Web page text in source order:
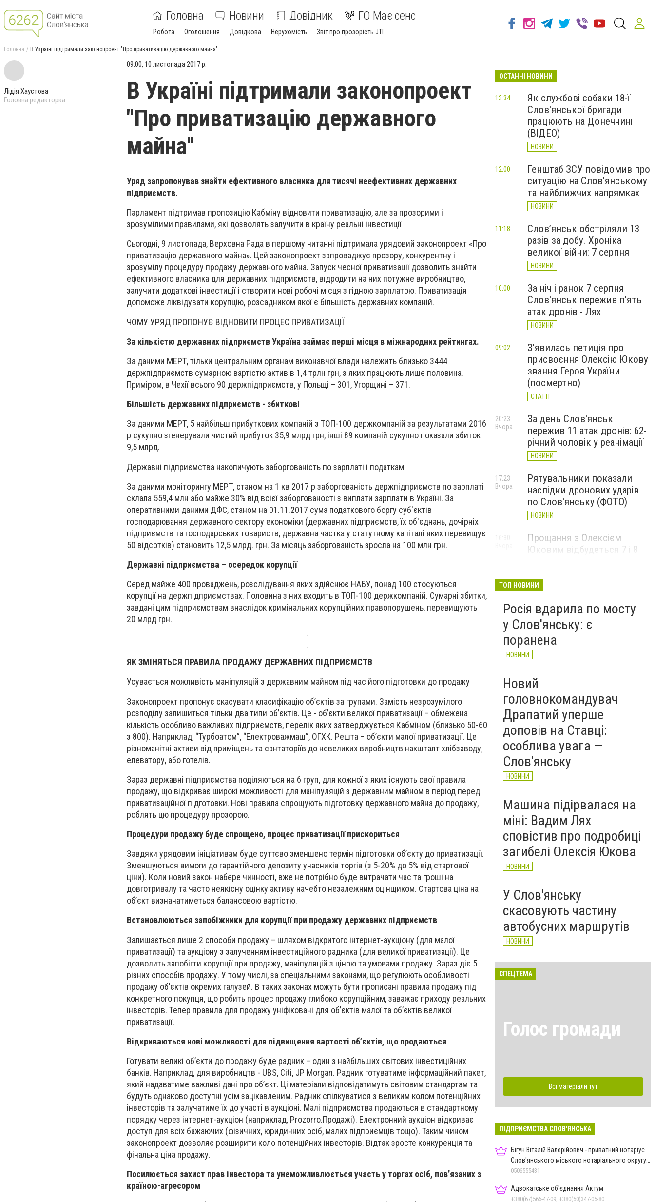
Головна Новини Довідник ГО Має сенс
Робота Оголошення Довідкова Нерухомість Звіт про прозорість JTI
Головна В Україні підтримали законопроект "Про приватизацію державного майна"
Лідія Хаустова
Головна редакторка
09:00, 10 листопада 2017 р.
В Україні підтримали законопроект
"Про приватизацію державного
майна"
Уряд запропонував знайти ефективного власника для тисячі неефективних державних
підприємств.
Парламент підтримав пропозицію Кабміну відновити приватизацію, але за прозорими і
зрозумілими правилами, які дозволять залучити в країну реальні інвестиції
Сьогодні, 9 листопада, Верховна Рада в першому читанні підтримала урядовий законопроект «Про
приватизацію державного майна». Цей законопроект запроваджує прозору, конкурентну і
зрозумілу процедуру продажу державного майна. Запуск чесної приватизації дозволить знайти
ефективного власника для державних підприємств, відродити на них потужне виробництво,
залучити додаткові інвестиції і створити нові робочі місця з гідною зарплатою. Приватизація
допоможе ліквідувати корупцію, розсадником якої є більшість державних компаній.
ЧОМУ УРЯД ПРОПОНУЄ ВІДНОВИТИ ПРОЦЕС ПРИВАТИЗАЦІЇ
За кількістю державних підприємств Україна займає перші місця в міжнародних рейтингах.
За даними МЕРТ, тільки центральним органам виконавчої влади належить близько 3444
держпідприємств сумарною вартістю активів 1,4 трлн грн, з яких працюють лише половина.
Приміром, в Чехії всього 90 держпідприємств, у Польщі – 301, Угорщині – 371.
Більшість державних підприємств - збиткові
За даними МЕРТ, 5 найбільш прибуткових компаній з ТОП-100 держкомпаній за результатами 2016
р сукупно згенерували чистий прибуток 35,9 млрд грн, інші 89 компаній сукупно показали збиток
9,5 млрд.
Державні підприємства накопичують заборгованість по зарплаті і податкам
За даними моніторингу МЕРТ, станом на 1 кв 2017 р заборгованість держпідприємств по зарплаті
склала 559,4 млн або майже 30% від всієї заборгованості з виплати зарплати в Україні. За
оперативними даними ДФС, станом на 01.11.2017 сума податкового боргу суб'єктів
господарювання державного сектору економіки (державних підприємств, їх об'єднань, дочірніх
підприємств та господарських товариств, державна частка у статутному капіталі яких перевищує
50 відсотків) становить 12,5 млрд. грн. За місяць заборгованість зросла на 100 млн грн.
Державні підприємства – осередок корупції
Серед майже 400 проваджень, розслідування яких здійснює НАБУ, понад 100 стосуються
корупції на держпідприємствах. Половина з них входить в ТОП-100 держкомпаній. Сумарні збитки,
завдані цим підприємствам внаслідок кримінальних корупційних правопорушень, перевищують
20 млрд грн.
ЯК ЗМІНЯТЬСЯ ПРАВИЛА ПРОДАЖУ ДЕРЖАВНИХ ПІДПРИЄМСТВ
Усувається можливість маніпуляцій з державним майном під час його підготовки до продажу
Законопроект пропонує скасувати класифікацію об’єктів за групами. Замість незрозумілого
розподілу залишиться тільки два типи об’єктів. Це - об’єкти великої приватизації – обмежена
кількість особливо важливих підприємств, перелік яких затверджується Кабміном (близько 50-60
з 800). Наприклад, “Турбоатом”, “Електроважмаш”, ОГХК. Решта – об’єкти малої приватизації. Це
різноманітні активи від приміщень та сантаторіїв до невеликих виробництв накшталт хлібзаводу,
елеватору, або готелів.
Зараз державні підприємства поділяються на 6 груп, для кожної з яких існують свої правила
продажу, що відкриває широкі можливості для маніпуляцій з державним майном в період перед
приватизаційної підготовки. Нові правила спрощують підготовку державного майна до продажу,
роблять цю процедуру прозорою.
Процедури продажу буде спрощено, процес приватизації прискориться
Завдяки урядовим ініціативам буде суттєво зменшено термін підготовки об’єкту до приватизації.
Зменшуються вимоги до гарантійного депозиту учасників торгів (з 5-20% до 5% від стартової
ціни). Коли новий закон набере чинності, вже не потрібно буде витрачати час та гроші на
довготривалу та часто неякісну оцінку активу начебто незалежним оцінщиком. Стартова ціна на
об’єкт визначатиметься балансовою вартістю.
Встановлюються запобіжники для корупції при продажу державних підприємств
Залишається лише 2 способи продажу – шляхом відкритого інтернет-аукціону (для малої
приватизації) та аукціону з залученням інвестиційного радника (для великої приватизації). Це
дозволить запобігти корупції при продажу, маніпуляцій з ціною та умовами продажу. Зараз діє 5
різних способів продажу. У тому числі, за спеціальними законами, що регулюють особливості
продажу об’єктів окремих галузей. В таких законах можуть бути прописані правила продажу під
конкретного покупця, що робить процес продажу глибоко корупційним, заважає приходу реальних
інвесторів. Тепер правила для продажу уніфіковані для об’єктів малої та об’єктів великої
приватизації.
Відкриваються нові можливості для підвищення вартості об’єктів, що продаються
Готувати великі об’єкти до продажу буде радник – один з найбільших світових інвестиційних
банків. Наприклад, для виробництв - UBS, Citi, JP Morgan. Радник готуватиме інформаційний пакет,
який надаватиме важливі дані про об’єкт. Ці матеріали відповідатимуть світовим стандартам та
будуть однаково доступні усім зацікавленим. Радник спілкуватися з великим колом потенційних
інвесторів та залучатиме їх до участі в аукціоні. Малі підприємства продаються в стандартному
порядку через інтернет-аукціон (наприклад, Prozorro.Продажі). Електронний аукціон відкриває
доступ для всіх бажаючих (фізичних, юридичних осіб, малих підприємців тощо). Таким чином
законопроект дозволяє розширити коло потенційних інвесторів. Відтак зросте конкуренція та
фінальна ціна продажу.
Посилюється захист прав інвестора та унеможливлюється участь у торгах осіб, пов’язаних з
країною-агресором
ОСТАННІ НОВИНИ
Як службові собаки 18-ї
Слов'янської бригади
працюють на Донеччині
(ВІДЕО)
НОВИНИ
13:34
Генштаб ЗСУ повідомив про
ситуацію на Слов’янському
та найближчих напрямках
НОВИНИ
12:00
Слов’янськ обстріляли 13
разів за добу. Хроніка
великої війни: 7 серпня
НОВИНИ
11:18
За ніч і ранок 7 серпня
Слов'янськ пережив п'ять
атак дронів - Лях
НОВИНИ
10:00
З’явилась петиція про
присвоєння Олексію Юкову
звання Героя України
(посмертно)
СТАТТІ
09:02
За день Слов'янськ
пережив 11 атак дронів: 62-
річний чоловік у реанімації
НОВИНИ
20:23
Вчора
Рятувальники показали
наслідки дронових ударів
по Слов'янську (ФОТО)
НОВИНИ
17:23
Вчора
Прощання з Олексієм
Юковим відбудеться 7 і 8
ТОП НОВИНИ
Росія вдарила по мосту
у Слов'янську: є
поранена
НОВИНИ
Новий
головнокомандувач
Драпатий уперше
доповів на Ставці:
особлива увага —
Слов'янську
НОВИНИ
Машина підірвалася на
міні: Вадим Лях
сповістив про подробиці
загибелі Олексія Юкова
НОВИНИ
У Слов'янську
скасовують частину
автобусних маршрутів
НОВИНИ
СПЕЦТЕМА
Голос громади
Всі матеріали тут
ПІДПРИЄМСТВА СЛОВ'ЯНСЬКА
Бігун Віталій Валерійович - приватний нотаріус
Слов'янського міського нотаріального округу
Дон.обл.
0506555431
Адвокатське об'єднання Актум
+380(67)566-47-09, +380(50)347-05-80